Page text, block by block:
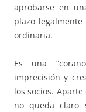
aprobarse en
plazo
ordinaria.
Es una
imprecisión y
los socios.
no queda claro